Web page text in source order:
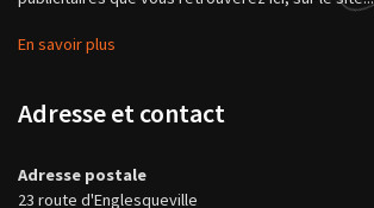
En savoir plus
Adresse et contact
Adresse postale
23 route d'Englesqueville